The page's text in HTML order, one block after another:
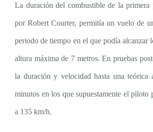
La duración del combustible de la primera
por Robert Courter, permitía un vuelo de
periodo de tiempo en el que podía alcanzar
altura máxima de 7 metros. En pruebas
la duración y velocidad hasta una teórica
minutos en los que supuestamente el piloto
a 135 km/h.